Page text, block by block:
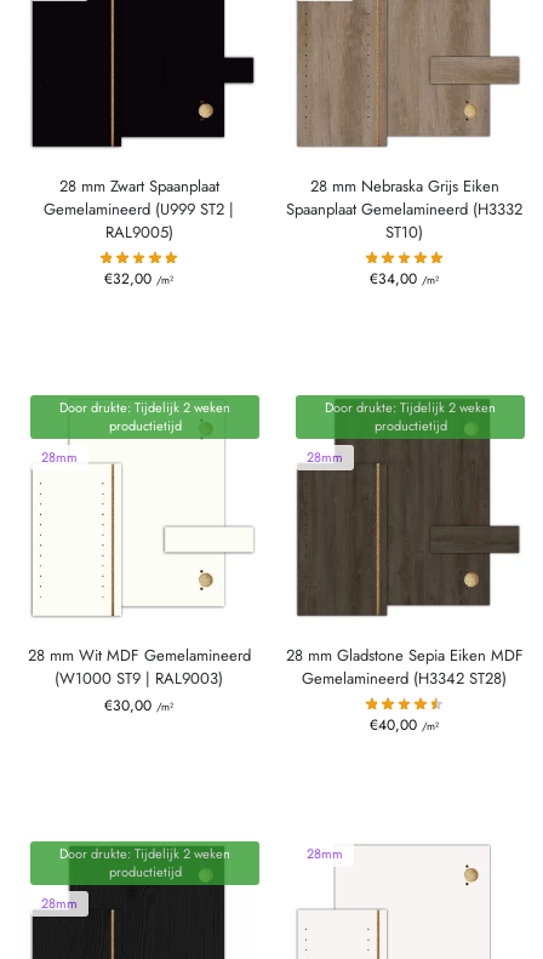
28 mm Zwart Spaanplaat
Gemelamineerd (U999 ST2 |
RAL9005)
€32,00 /m²
28 mm Nebraska Grijs Eiken
Spaanplaat Gemelamineerd (H3332
ST10)
€34,00 /m²
Door drukte: Tijdelijk 2 weken
productietijd
28mm
28 mm Wit MDF Gemelamineerd
(W1000 ST9 | RAL9003)
€30,00 /m²
Door drukte: Tijdelijk 2 weken
productietijd
28mm
28 mm Gladstone Sepia Eiken MDF
Gemelamineerd (H3342 ST28)
€40,00 /m²
Door drukte: Tijdelijk 2 weken
productietijd
28mm
28mm